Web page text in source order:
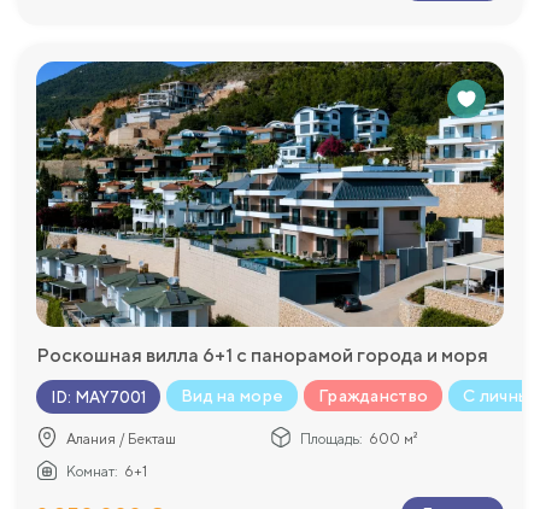
Роскошная вилла 6+1 с панорамой города и моря
ID: MAY7001 Вид на море Гражданство С
Алания / Бекташ Площадь: 600 м²
Комнат: 6+1